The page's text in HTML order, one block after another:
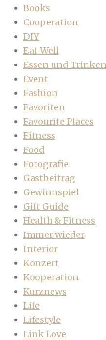
Books
Cooperation
DIY
Eat Well
Essen und Trinken
Event
Fashion
Favoriten
Favourite Places
Fitness
Food
Fotografie
Gastbeitrag
Gewinnspiel
Gift Guide
Health & Fitness
Immer wieder
Interior
Konzert
Kooperation
Kurznews
Life
Lifestyle
Link Love